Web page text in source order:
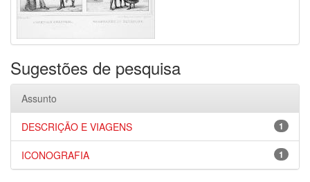
Sugestões de pesquisa
Assunto
1
DESCRIÇÃO E VIAGENS
1
ICONOGRAFIA